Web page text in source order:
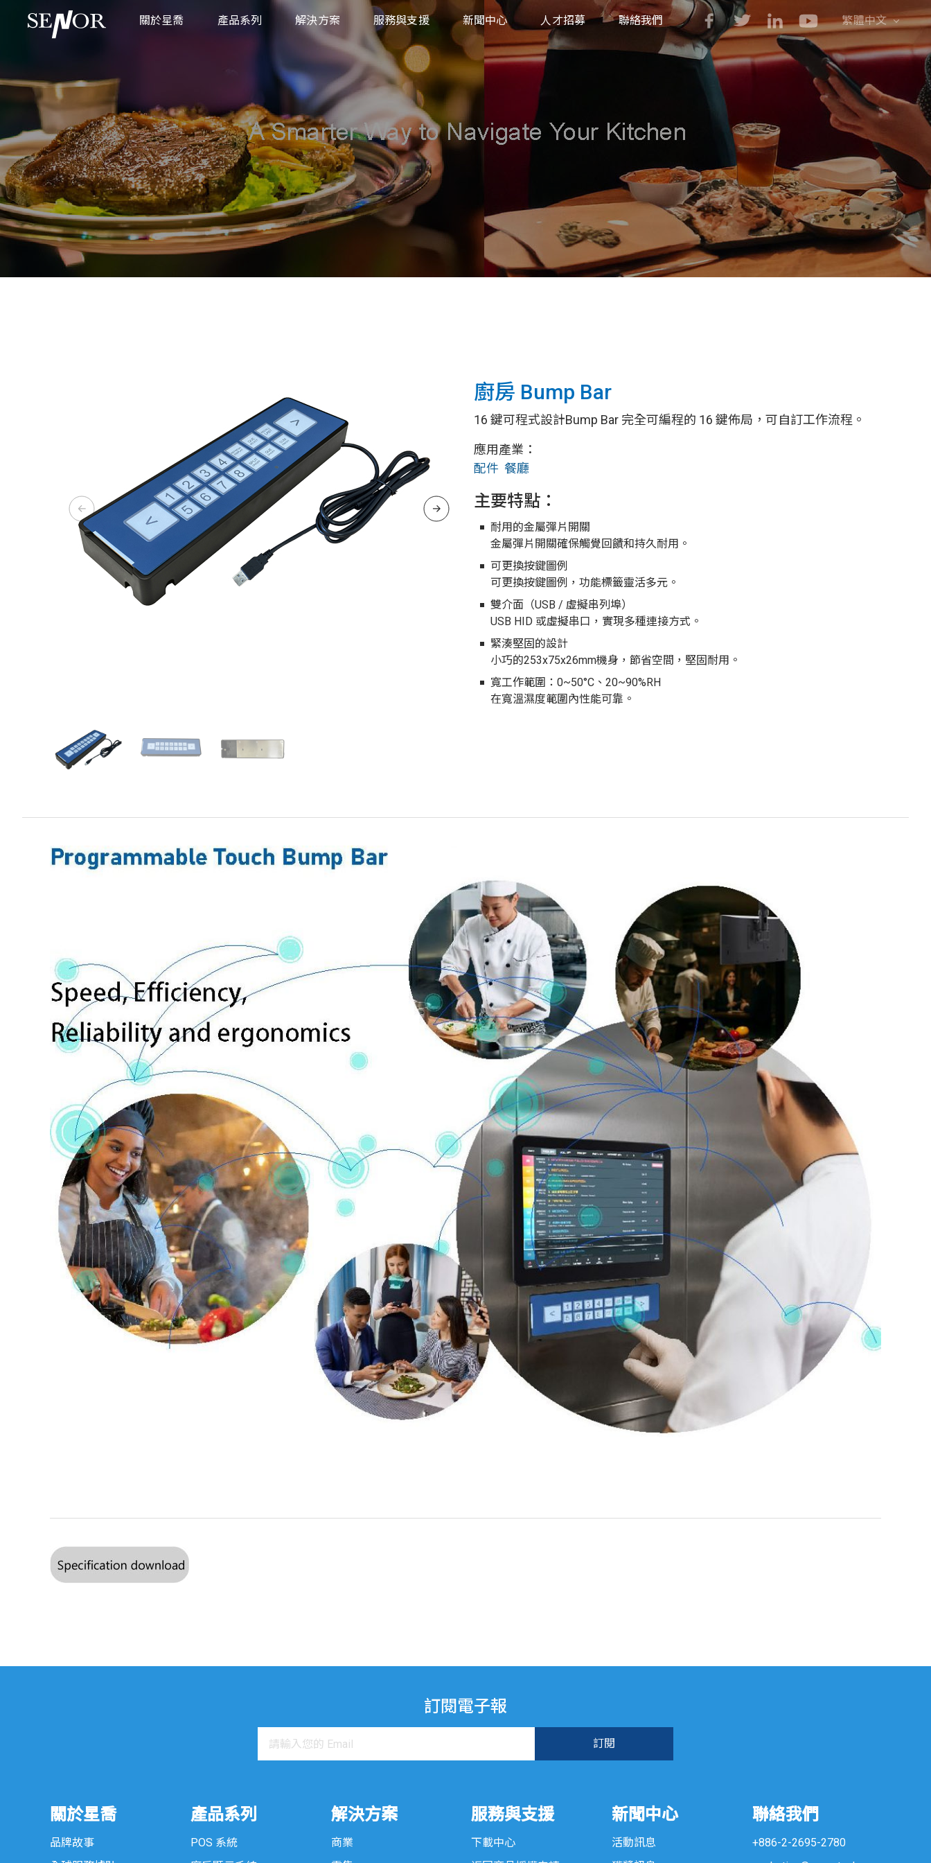
關於星喬 產品系列
廚房顯示系統
互動式資訊服務系統
不鏽鋼平板系統
工業觸控顯示器
工業主機
POS 專用週邊設備
專用支架
解決方案
零售
餐飲、旅遊
工業
醫療
服務與支援
下載中心
返回商品授權申請
產品保固服務
新聞中心 人才招募 聯絡我們 繁體中文
English
简体中文
廚房 Bump Bar
16 鍵可程式設計Bump Bar 完全可編程的 16 鍵佈局，可自訂工作流程。
應用產業：
配件 餐廳
主要特點：
耐用的金屬彈片開關
金屬彈片開關確保觸覺回饋和持久耐用。
可更換按鍵圖例
可更換按鍵圖例，功能標籤靈活多元。
雙介面（USB / 虛擬串列埠）
USB HID 或虛擬串口，實現多種連接方式。
緊湊堅固的設計
小巧的253x75x26mm機身，節省空間，堅固耐用。
寬工作範圍：0~50°C、20~90%RH
在寬溫濕度範圍內性能可靠。
訂閱電子報
關於星喬
品牌故事
產品系列
POS 系統
解決方案
商業
服務與支援
下載中心
新聞中心
活動訊息
聯絡我們
+886-2-2695-2780